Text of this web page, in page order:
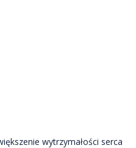
wytrzymałości serca